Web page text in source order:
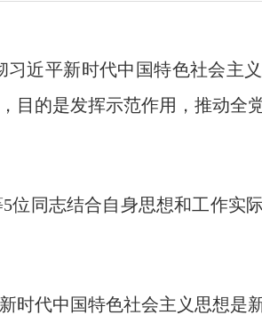
近平新时代中国特色社会主
目的是发挥示范作用，推动全
同志结合自身思想和工作实
时代中国特色社会主义思想是